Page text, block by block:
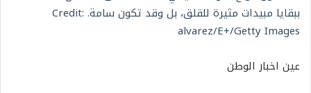
ببقايا مبيدات مثيرة للقلق، بل وقد تكون سامة. Credit:
alvarez/E+/Getty Images
عين اخبار الوطن